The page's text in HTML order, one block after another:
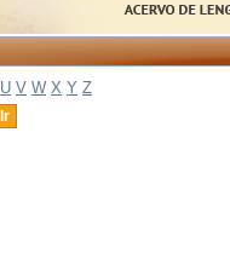
U V W X Y Z